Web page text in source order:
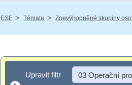
ESF / Témata / Znevýhodněné skupiny
Upravit filtr
Upravit filtr 03 Operační